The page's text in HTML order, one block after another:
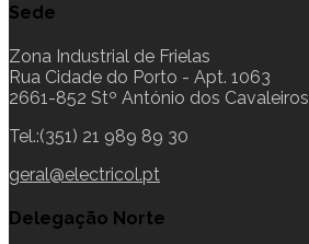
Sede
Zona Industrial de Frielas
Rua Cidade do Porto - Apt. 1063
2661-852 Stº António dos Cavaleiros
Tel.:(351) 21 989 89 30
geral@electricol.pt
Delegação Norte